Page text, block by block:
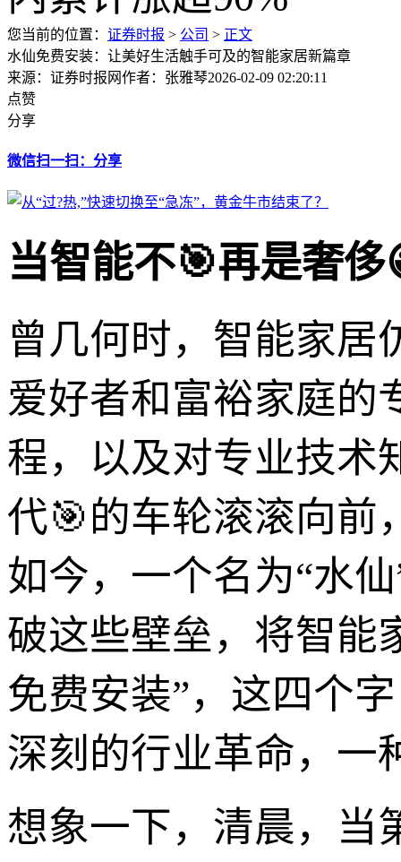
您当前的位置： 证券时报 > 公司 > 正文
水仙免费安装：让美好生活触手可及的智能家居新篇章
来源：证券时报网作者：张雅琴2026-02-09 02:20:11
点赞
分享
微信扫一扫：分享
当智能不🎯再是奢
曾几何时，智能家居
爱好者和富裕家庭的
程，以及对专业技术
代🎯的车轮滚滚向前
如今，一个名为“水
破这些壁垒，将智
免费安装”，这四个
深刻的行业革命，一
想象一下，清晨，当